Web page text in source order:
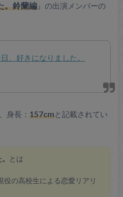
。鈴蘭編』の出演メンバーの
、好きになりました。
身長： 157cmと記載されてい
とは
役の高校生による恋愛リアリ